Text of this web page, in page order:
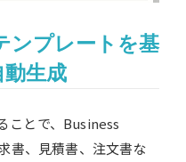
ンプレートを基
生成
ことで、Business
書、見積書、注文書な